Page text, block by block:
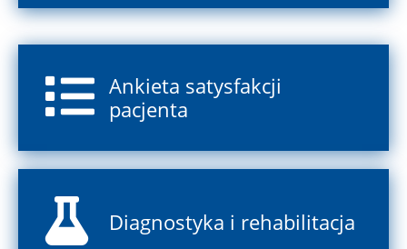
Ankieta satysfakcji
pacjenta
Diagnostyka i rehabilitacja